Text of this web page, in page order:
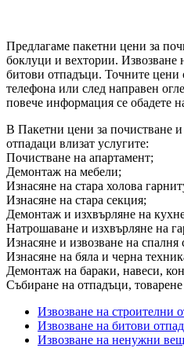
Предлагаме пакетни цени за
боклуци и вехтории. Извозване
битови отпадъци. Точните цени
телефона или след направен
повече информация се обадете
В Пакетни цени за почистване и
отпадаци влизат услугите:
Почистване на апартамент;
Демонтаж на мебели;
Изнасяне на стара холова
Изнасяне на стара секция;
Демонтаж и изхвърляне на
Натрошаване и изхвърляне на
Изнасяне и извозване на
Изнасяне на бяла и черна
Демонтаж на бараки, навеси,
Събиране на отпадъци, товарене
Извозване на строителни
Извозване на битови
Извозване на ненужни